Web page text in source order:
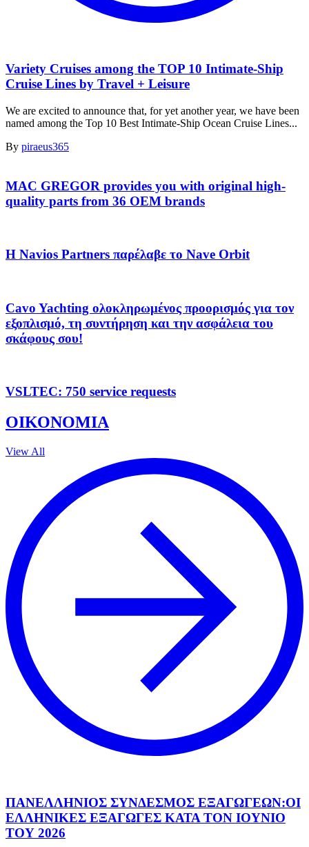
Variety Cruises among the TOP 10 Intimate-Ship
Cruise Lines by Travel + Leisure
We are excited to announce that, for yet another year, we have been
named among the Top 10 Best Intimate-Ship Ocean Cruise Lines...
By piraeus365
MAC GREGOR provides you with original high-
quality parts from 36 OEM brands
Η Navios Partners παρέλαβε το Nave Orbit
Cavo Yachting ολοκληρωμένος προορισμός για τον
εξοπλισμό, τη συντήρηση και την ασφάλεια του
σκάφους σου!
VSLTEC: 750 service requests
ΟΙΚΟΝΟΜΙΑ
View All
ΠΑΝΕΛΛΗΝΙΟΣ ΣΥΝΔΕΣΜΟΣ ΕΞΑΓΩΓΕΩΝ:ΟΙ
ΕΛΛΗΝΙΚΕΣ ΕΞΑΓΩΓΕΣ ΚΑΤΑ ΤΟΝ ΙΟΥΝΙΟ
ΤΟΥ 2026